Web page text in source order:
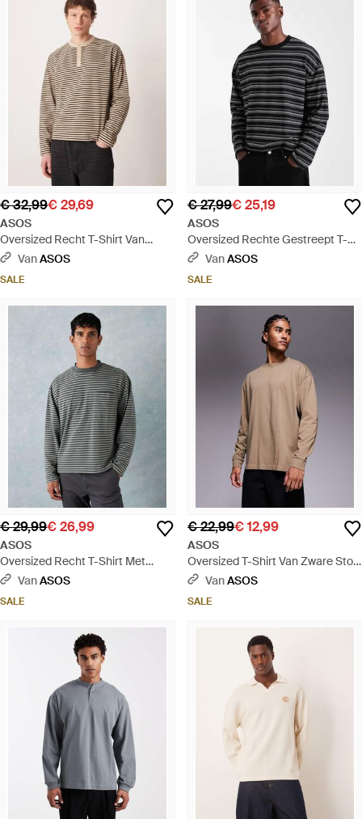
€ 32,99€ 29,69
ASOS
Oversized Recht T-Shirt Van
Zware Stof Met Lange Mouwen
VanASOS
SALE
€ 27,99€ 25,19
ASOS
Oversized Rechte Gestreept T-
Shirt Van Zware Stof Met Lange
VanASOS
SALE
€ 29,99€ 26,99
ASOS
Oversized Recht T-Shirt Met
Lange Mouwen Van Zware Stof En
VanASOS
SALE
€ 22,99€ 12,99
ASOS
Oversized T-Shirt Van Zware Stof
Met Lange Mouwen En Boorden -
VanASOS
SALE